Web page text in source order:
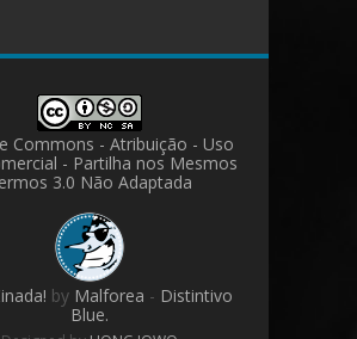
Commons - Atribuição - Uso
- Partilha nos Mesmos
3.0 Não Adaptada
byMalforea - Distintivo
Blue.